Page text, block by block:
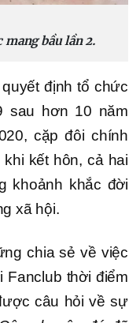
mang bầu lần 2.
định tổ chức
sau hơn 10 năm
cặp đôi chính
kết hôn, cả hai
khoảnh khắc đời
xã hội.
chia sẻ về việc
Fanclub thời điểm
câu hỏi về sự